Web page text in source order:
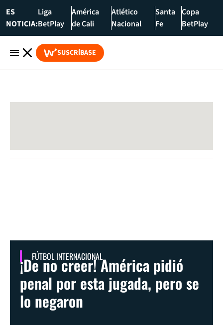
ES
NOTICIA:
Liga
BetPlay
América
de Cali
Atlético
Nacional
Santa
Fe
Copa
BetPlay
SUSCRÍBASE
FÚTBOL INTERNACIONAL
¡De no creer! América pidió
penal por esta jugada, pero se
lo negaron